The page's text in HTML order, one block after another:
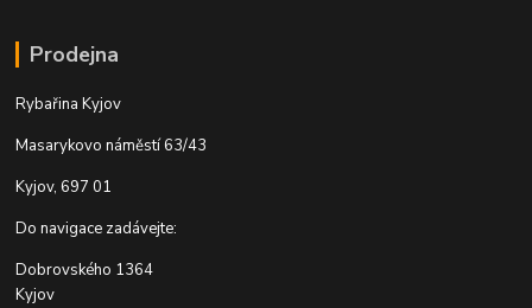
Prodejna
Rybařina Kyjov
Masarykovo náměstí 63/43
Kyjov, 697 01
Do navigace zadávejte:
Dobrovského 1364
Kyjov